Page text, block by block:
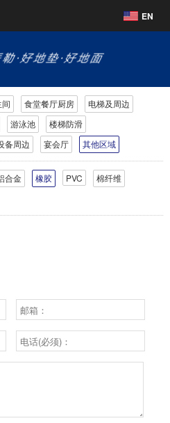
EN
食堂餐厅厨房
电梯及周边
游泳池
楼梯防滑
备周边 宴会厅 其他区域
合金 橡胶 PVC
棉纤维